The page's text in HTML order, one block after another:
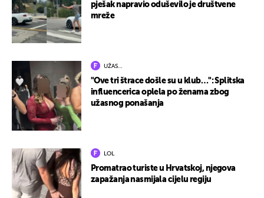
pješak napravio oduševilo je društvene
mreže
UŽAS…
"Ove tri štrace došle su u klub…": Splitska
influencerica oplela po ženama zbog
užasnog ponašanja
LOL
Promatrao turiste u Hrvatskoj, njegova
zapažanja nasmijala cijelu regiju